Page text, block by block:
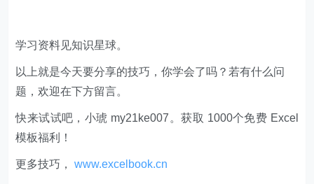
学习资料见知识星球。
以上就是今天要分享的技巧，你学会了吗？若有什么问
题，欢迎在下方留言。
快来试试吧，小琥 my21ke007。获取 1000个免费 Excel
模板福利​​​​！
更多技巧，www.excelbook.cn